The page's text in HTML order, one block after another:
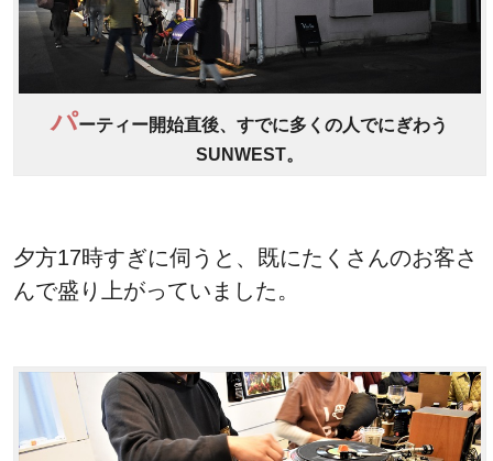
パーティー開始直後、すでに多くの人でにぎわう
SUNWEST。
夕方17時すぎに伺うと、既にたくさんのお客さ
んで盛り上がっていました。